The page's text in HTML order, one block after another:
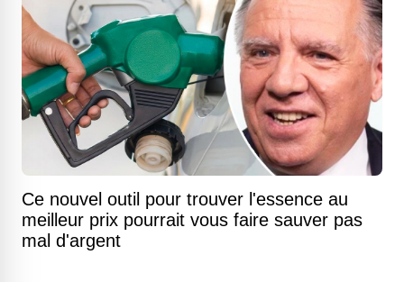
Ce nouvel outil pour trouver l'essence au
meilleur prix pourrait vous faire sauver pas
mal d'argent